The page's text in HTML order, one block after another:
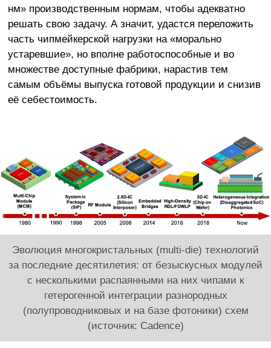
нм» производственным нормам, чтобы адекватно
решать свою задачу. А значит, удастся переложить
часть чипмейкерской нагрузки на «морально
устаревшие», но вполне работоспособные и во
множестве доступные фабрики, нарастив тем
самым объёмы выпуска готовой продукции и снизив
её себестоимость.
Эволюция многокристальных (multi-die) технологий
за последние десятилетия: от безыскусных модулей
с несколькими распаянными на них чипами к
гетерогенной интеграции разнородных
(полупроводниковых и на базе фотоники) схем
(источник: Cadence)